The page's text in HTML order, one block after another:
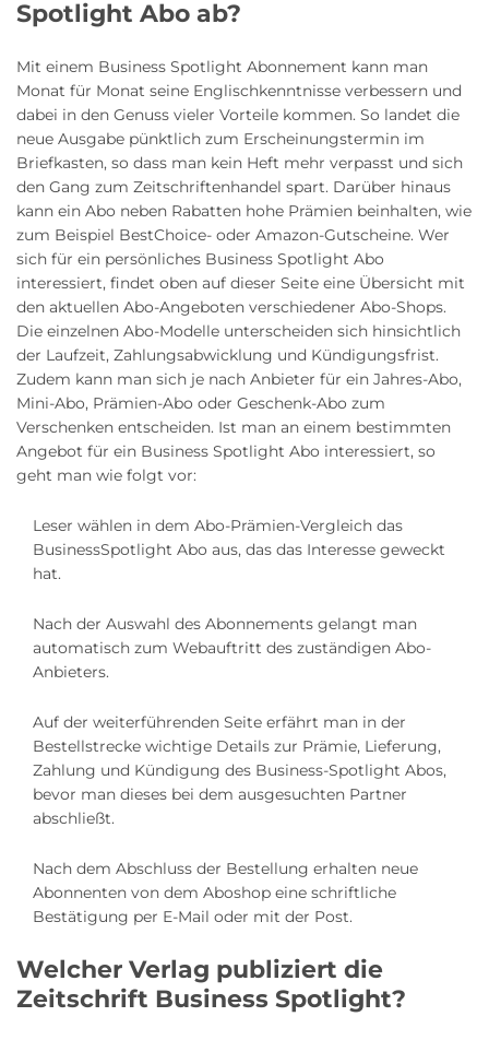
Spotlight Abo ab?
Mit einem Business Spotlight Abonnement kann man
Monat für Monat seine Englischkenntnisse verbessern und
dabei in den Genuss vieler Vorteile kommen. So landet die
neue Ausgabe pünktlich zum Erscheinungstermin im
Briefkasten, so dass man kein Heft mehr verpasst und sich
den Gang zum Zeitschriftenhandel spart. Darüber hinaus
kann ein Abo neben Rabatten hohe Prämien beinhalten, wie
zum Beispiel BestChoice- oder Amazon-Gutscheine. Wer
sich für ein persönliches Business Spotlight Abo
interessiert, findet oben auf dieser Seite eine Übersicht mit
den aktuellen Abo-Angeboten verschiedener Abo-Shops.
Die einzelnen Abo-Modelle unterscheiden sich hinsichtlich
der Laufzeit, Zahlungsabwicklung und Kündigungsfrist.
Zudem kann man sich je nach Anbieter für ein Jahres-Abo,
Mini-Abo, Prämien-Abo oder Geschenk-Abo zum
Verschenken entscheiden. Ist man an einem bestimmten
Angebot für ein Business Spotlight Abo interessiert, so
geht man wie folgt vor:
Leser wählen in dem Abo-Prämien-Vergleich das
BusinessSpotlight Abo aus, das das Interesse geweckt
hat.
Nach der Auswahl des Abonnements gelangt man
automatisch zum Webauftritt des zuständigen Abo-
Anbieters.
Auf der weiterführenden Seite erfährt man in der
Bestellstrecke wichtige Details zur Prämie, Lieferung,
Zahlung und Kündigung des Business-Spotlight Abos,
bevor man dieses bei dem ausgesuchten Partner
abschließt.
Nach dem Abschluss der Bestellung erhalten neue
Abonnenten von dem Aboshop eine schriftliche
Bestätigung per E-Mail oder mit der Post.
Welcher Verlag publiziert die
Zeitschrift Business Spotlight?